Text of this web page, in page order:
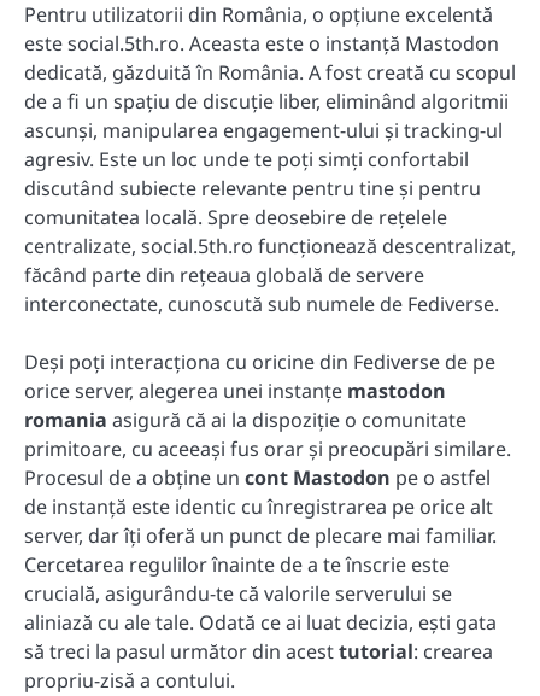
Pentru utilizatorii din România, o opțiune excelentă
este social.5th.ro. Aceasta este o instanță Mastodon
dedicată, găzduită în România. A fost creată cu scopul
de a fi un spațiu de discuție liber, eliminând algoritmii
ascunși, manipularea engagement-ului și tracking-ul
agresiv. Este un loc unde te poți simți confortabil
discutând subiecte relevante pentru tine și pentru
comunitatea locală. Spre deosebire de rețelele
centralizate, social.5th.ro funcționează descentralizat,
făcând parte din rețeaua globală de servere
interconectate, cunoscută sub numele de Fediverse.
Deși poți interacționa cu oricine din Fediverse de pe
orice server, alegerea unei instanțe mastodon
romania asigură că ai la dispoziție o comunitate
primitoare, cu aceeași fus orar și preocupări similare.
Procesul de a obține un cont Mastodon pe o astfel
de instanță este identic cu înregistrarea pe orice alt
server, dar îți oferă un punct de plecare mai familiar.
Cercetarea regulilor înainte de a te înscrie este
crucială, asigurându-te că valorile serverului se
aliniază cu ale tale. Odată ce ai luat decizia, ești gata
să treci la pasul următor din acesttutorial: crearea
propriu-zisă a contului.